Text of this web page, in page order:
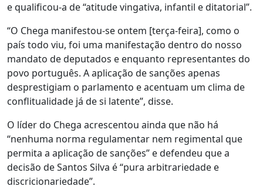
e qualificou-a de “atitude vingativa, infantil e ditatorial”.
“O Chega manifestou-se ontem [terça-feira], como o
país todo viu, foi uma manifestação dentro do nosso
mandato de deputados e enquanto representantes do
povo português. A aplicação de sanções apenas
desprestigiam o parlamento e acentuam um clima de
conflitualidade já de si latente”, disse.
O líder do Chega acrescentou ainda que não há
“nenhuma norma regulamentar nem regimental que
permita a aplicação de sanções” e defendeu que a
decisão de Santos Silva é “pura arbitrariedade e
discricionariedade”.